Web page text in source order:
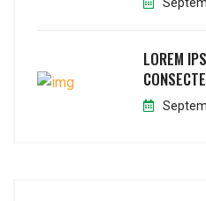
LOREM
CONSECTE